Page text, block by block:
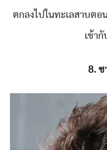
ตกลงไปในทะเลสาบตอ
เข้า
8. ช